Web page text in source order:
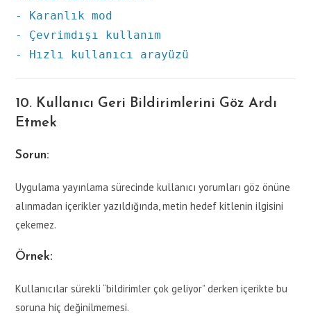
-
Karanlık mod
-
Çevrimdışı kullanım
-
Hızlı kullanıcı arayüzü
10. Kullanıcı Geri Bildirimlerini Göz Ardı
Etmek
Sorun:
Uygulama yayınlama sürecinde kullanıcı yorumları göz önüne
alınmadan içerikler yazıldığında, metin hedef kitlenin ilgisini
çekemez.
Örnek:
Kullanıcılar sürekli “bildirimler çok geliyor” derken içerikte bu
soruna hiç değinilmemesi.